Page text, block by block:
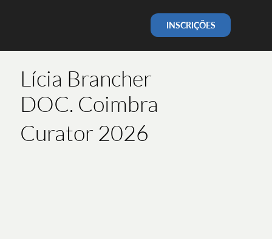
INSCRIÇÕES
Lícia Brancher
DOC. Coimbra
Curator 2026